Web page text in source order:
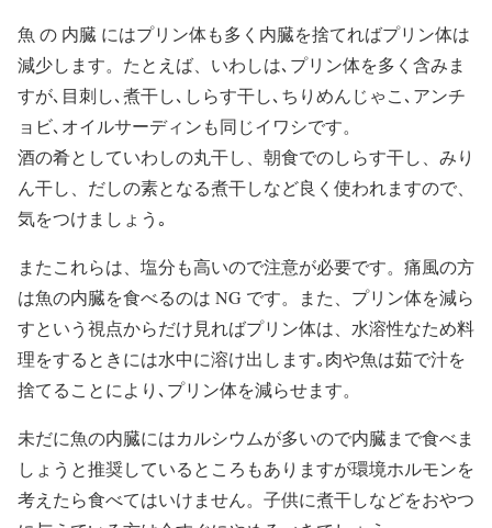
魚 の 内臓 にはプリン体も多く内臓を捨てればプリン体は
減少します。たとえば、いわしは､プリン体を多く含みま
すが､目刺し､煮干し､しらす干し､ちりめんじゃこ､アンチ
ョビ､オイルサーディンも同じイワシです。
酒の肴としていわしの丸干し、朝食でのしらす干し、みり
ん干し、だしの素となる煮干しなど良く使われますので、
気をつけましょう｡
またこれらは、塩分も高いので注意が必要です。痛風の方
は魚の内臓を食べるのは NG です。また、プリン体を減ら
すという視点からだけ見ればプリン体は、水溶性なため料
理をするときには水中に溶け出します｡肉や魚は茹で汁を
捨てることにより､プリン体を減らせます。
未だに魚の内臓にはカルシウムが多いので内臓まで食べま
しょうと推奨しているところもありますが環境ホルモンを
考えたら食べてはいけません。子供に煮干しなどをおやつ